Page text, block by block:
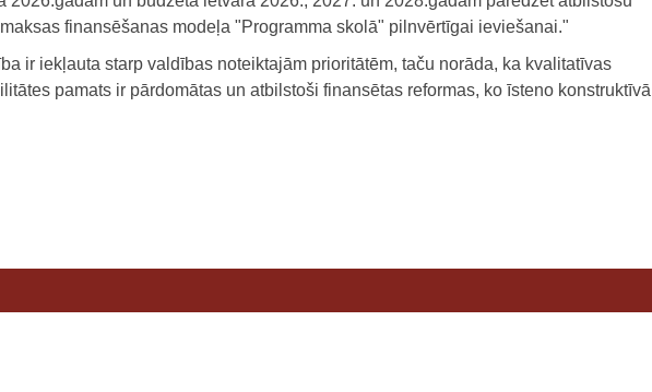
finansēšanas modeļa "Programma skolā" pilnvērtīgai ieviešanai."
ir iekļauta starp valdības noteiktajām prioritātēm, taču norāda, ka kvalitatīvas
pamats ir pārdomātas un atbilstoši finansētas reformas, ko īsteno konstruktīvā